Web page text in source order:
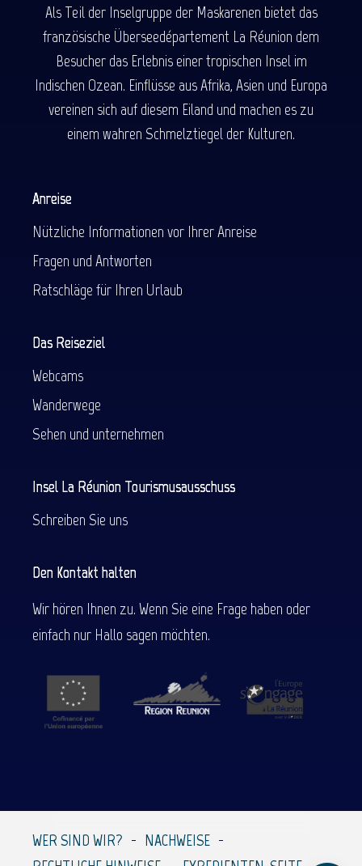
Als Teil der Inselgruppe der Maskarenen bietet das
französische Überseedépartement La Réunion dem
Besucher das Erlebnis einer tropischen Insel im
Indischen Ozean. Einflüsse aus Afrika, Asien und Europa
vereinen sich auf diesem Eiland und machen es zu
einem wahren Schmelztiegel der Kulturen.
Anreise
Nützliche Informationen vor Ihrer Anreise
Fragen und Antworten
Ratschläge für Ihren Urlaub
Das Reiseziel
Webcams
Wanderwege
Sehen und unternehmen
Insel La Réunion Tourismusausschuss
Schreiben Sie uns
Den Kontakt halten
Wir hören Ihnen zu. Wenn Sie eine Frage haben oder
einfach nur Hallo sagen möchten.
WER SIND WIR?
NACHWEISE